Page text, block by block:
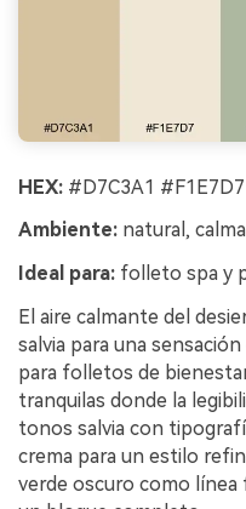
HEX: #D7C3A1
Ambiente: natural,
Ideal para: folleto spa y
El aire calmante del
salvia para una
para folletos de
tranquilas donde la
tonos salvia con
crema para un estilo
verde oscuro como